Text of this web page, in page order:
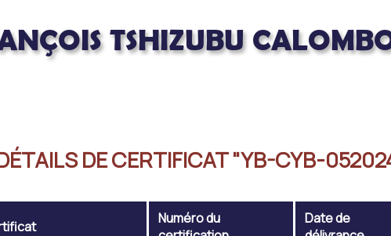
TSHIZUBU
DE CERTIFICAT "YB-CYB-
Numéro du
Date de